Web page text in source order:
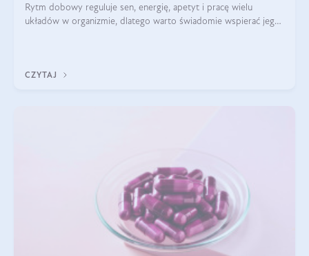
Rytm dobowy reguluje sen, energię, apetyt i pracę wielu
układów w organizmie, dlatego warto świadomie wspierać jego
CZYTAJ